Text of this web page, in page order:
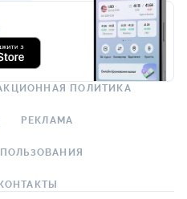
ПОЛИТИКА
РЕКЛАМА
КОНТАКТЫ